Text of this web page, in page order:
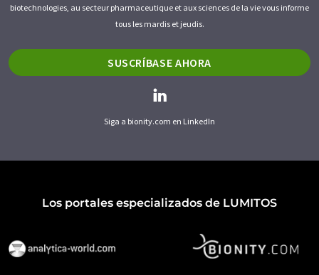
biotechnologies, au secteur pharmaceutique et aux sciences de la vie vous informe
tous les mardis et jeudis.
SUSCRÍBASE AHORA
Siga a bionity.com en LinkedIn
Los portales especializados de LUMITOS